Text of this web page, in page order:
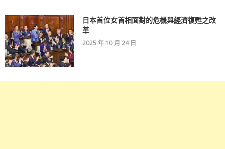
日本首位女首相面對的危機與經濟復甦之改
革
2025 年 10 月 24 日